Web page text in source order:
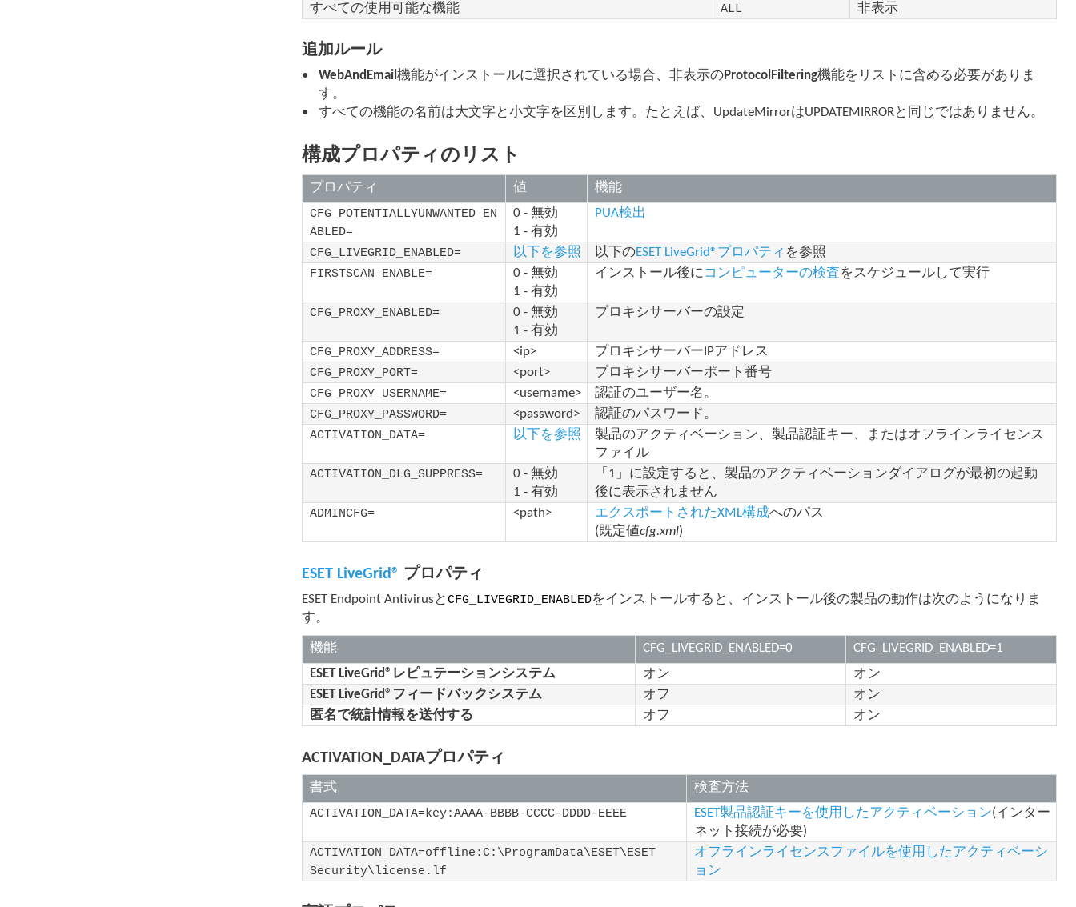
すべての使用可能な機能
ALL 非表示
追加ルール
WebAndEmail 機能がインストールに選択されている場合、非表示のProtocolFiltering機能をリストに含める必要がありま
す。
すべての機能の名前は大文字と小文字を区別します。たとえば、UpdateMirrorはUPDATEMIRRORと同じではありません。
構成プロパティのリスト
プロパティ 値 機能
CFG_POTENTIALLYUNWANTED_EN
ABLED=
0 - 無効
1 - 有効
PUA検出
CFG_LIVEGRID_ENABLED= 以下を参照 以下のESET LiveGrid®プロパティ を参照
FIRSTSCAN_ENABLE=
0 - 無効
1 - 有効
インストール後にコンピューターの検査 をスケジュールして実行
CFG_PROXY_ENABLED=
0 - 無効
1 - 有効
プロキシサーバーの設定
CFG_PROXY_ADDRESS= <ip> プロキシサーバーIPアドレス
CFG_PROXY_PORT= <port> プロキシサーバーポート番号
CFG_PROXY_USERNAME= <username> 認証のユーザー名。
CFG_PROXY_PASSWORD= <password> 認証のパスワード。
ACTIVATION_DATA= 以下を参照
製品のアクティベーション、製品認証キー、またはオフラインライセンス
ファイル
ACTIVATION_DLG_SUPPRESS=
0 - 無効
1 - 有効
「1」に設定すると、製品のアクティベーションダイアログが最初の起動
後に表示されません
ADMINCFG= <path> エクスポートされたXML構成へのパス
(既定値cfg.xml)
ESET LiveGrid® プロパティ
ESET Endpoint AntivirusとCFG_LIVEGRID_ENABLEDをインストールすると、インストール後の製品の動作は次のようになりま
す。
機能 CFG_LIVEGRID_ENABLED=0
CFG_LIVEGRID_ENABLED=1
ESET LiveGrid®レピュテーションシステム
オン
オン
ESET LiveGrid®フィードバックシステム
オフ
オン
匿名で統計情報を送付する
オフ オン
ACTIVATION_DATAプロパティ
書式 検査方法
ACTIVATION_DATA=key:AAAA-BBBB-CCCC-DDDD-EEEE ESET製品認証キーを使用したアクティベーション(インター
ネット接続が必要)
ACTIVATION_DATA=offline:C:\ProgramData\ESET\ESET
Security\license.lf
オフラインライセンスファイルを使用したアクティベーシ
ョン